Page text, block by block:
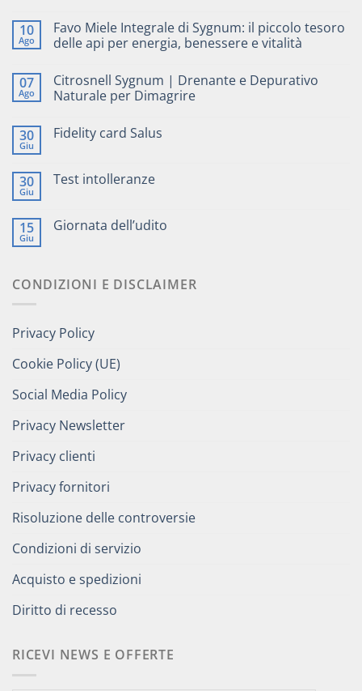
10
Ago
Favo Miele Integrale di Sygnum: il piccolo tesoro
delle api per energia, benessere e vitalità
07
Ago
Citrosnell Sygnum | Drenante e Depurativo
Naturale per Dimagrire
30
Giu
Fidelity card Salus
30
Giu
Test intolleranze
15
Giu
Giornata dell’udito
CONDIZIONI E DISCLAIMER
Privacy Policy
Cookie Policy (UE)
Social Media Policy
Privacy Newsletter
Privacy clienti
Privacy fornitori
Risoluzione delle controversie
Condizioni di servizio
Acquisto e spedizioni
Diritto di recesso
RICEVI NEWS E OFFERTE